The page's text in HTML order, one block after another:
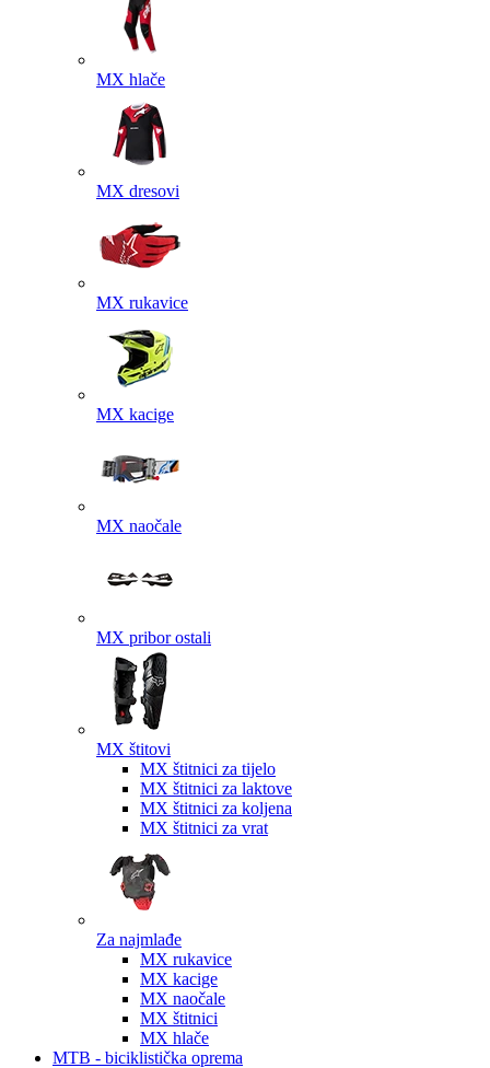
MX hlače
MX dresovi
MX rukavice
MX kacige
MX naočale
MX pribor ostali
MX štitovi
MX štitnici za tijelo
MX štitnici za laktove
MX štitnici za koljena
MX štitnici za vrat
Za najmlađe
MX rukavice
MX kacige
MX naočale
MX štitnici
MX hlače
MTB - biciklistička oprema